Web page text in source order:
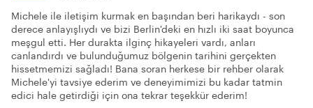
Michele ile iletişim kurmak en başından beri harikaydı - son
derece anlayışlıydı ve bizi Berlin'deki en hızlı iki saat boyunca
meşgul etti. Her durakta ilginç hikayeleri vardı, anları
canlandırdı ve bulunduğumuz bölgenin tarihini gerçekten
hissetmemizi sağladı! Bana soran herkese bir rehber olarak
Michele'yi tavsiye ederim ve deneyimimizi bu kadar tatmin
edici hale getirdiği için ona tekrar teşekkür ederim!